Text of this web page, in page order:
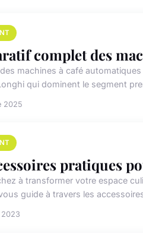
complet des
machines à café
qui dominent le segment
2025
pratiques
à transformer votre espace
guide à travers les